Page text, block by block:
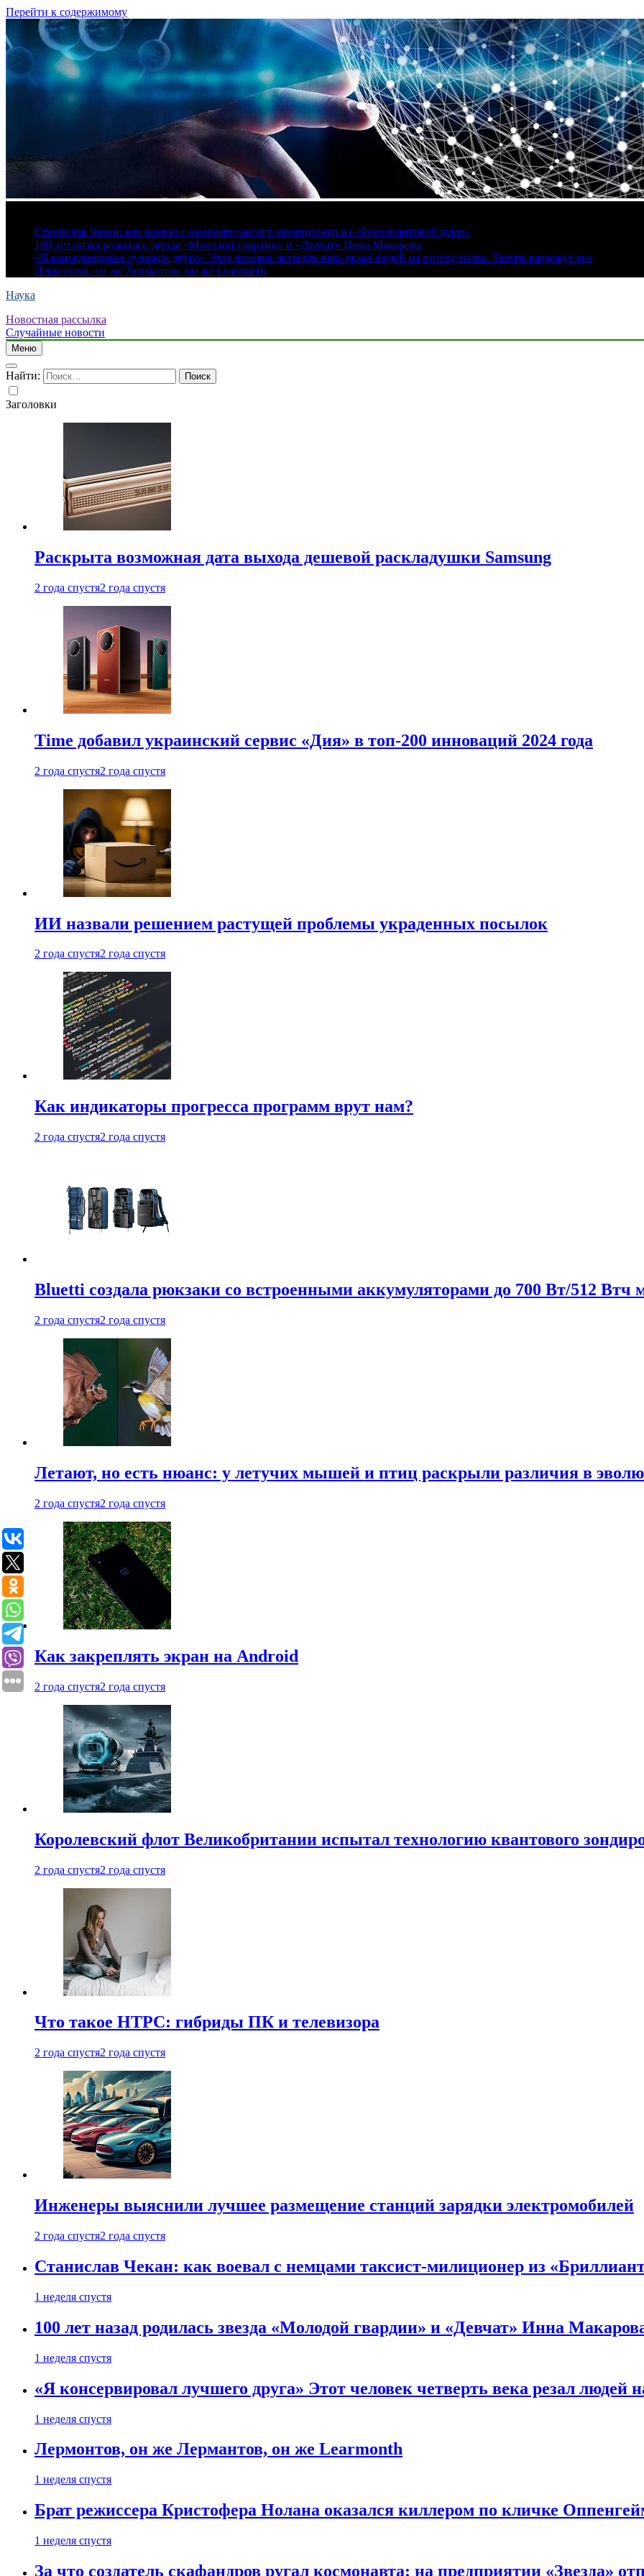
Перейти к содержимому
Станислав Чекан: как воевал с немцами таксист-милиционер из «Бриллиантовой руки»
100 лет назад родилась звезда «Молодой гвардии» и «Девчат» Инна Макарова
«Я консервировал лучшего друга» Этот человек четверть века резал людей на потеху толпе. Теперь разрежут его
Лермонтов, он же Лермантов, он же Learmonth
Наука
Новостная рассылка
Случайные новости
Меню
Найти:
Заголовки
Раскрыта возможная дата выхода дешевой раскладушки Samsung
2 года спустя2 года спустя
Time добавил украинский сервис «Дия» в топ-200 инноваций 2024 года
2 года спустя2 года спустя
ИИ назвали решением растущей проблемы украденных посылок
2 года спустя2 года спустя
Как индикаторы прогресса программ врут нам?
2 года спустя2 года спустя
Bluetti создала рюкзаки со встроенными аккумуляторами до 700 Вт/512 Втч
2 года спустя2 года спустя
Летают, но есть нюанс: у летучих мышей и птиц раскрыли различия в
2 года спустя2 года спустя
Как закреплять экран на Android
2 года спустя2 года спустя
Королевский флот Великобритании испытал технологию квантового
2 года спустя2 года спустя
Что такое HTPC: гибриды ПК и телевизора
2 года спустя2 года спустя
Инженеры выяснили лучшее размещение станций зарядки электромобилей
2 года спустя2 года спустя
Станислав Чекан: как воевал с немцами таксист-милиционер из
1 неделя спустя
100 лет назад родилась звезда «Молодой гвардии» и «Девчат» Инна
1 неделя спустя
«Я консервировал лучшего друга» Этот человек четверть века резал людей
1 неделя спустя
Лермонтов, он же Лермантов, он же Learmonth
1 неделя спустя
Брат режиссера Кристофера Нолана оказался киллером по кличке
1 неделя спустя
За что создатель скафандров ругал космонавта: на предприятии «Звезда»